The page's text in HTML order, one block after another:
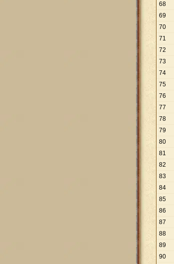
68
69
70
71
72
73
74
75
76
77
78
79
80
81
82
83
84
85
86
87
88
89
90